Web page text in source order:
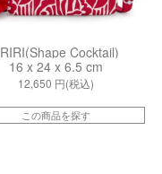
RIRI(Shape Cocktail)
16 x 24 x 6.5 cm
12,650 円(税込)
この商品を探す